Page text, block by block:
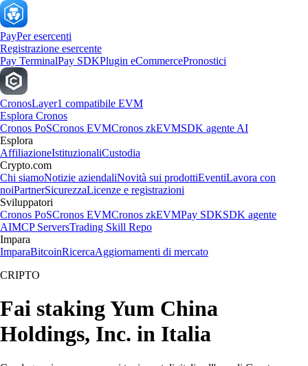
PayPer esercenti
Registrazione esercente
Pay TerminalPay SDKPlugin eCommercePronostici
CronosLayer1 compatibile EVM
Esplora Cronos
Cronos PoSCronos EVMCronos zkEVMSDK agente AI
Esplora
AffiliazioneIstituzionaliCustodia
Crypto.com
Chi siamoNotizie aziendaliNovità sui prodottiEventiLavora con
noiPartnerSicurezzaLicenze e registrazioni
Sviluppatori
Cronos PoSCronos EVMCronos zkEVMPay SDKSDK agente
AIMCP ServersTrading Skill Repo
Impara
ImparaBitcoinRicercaAggiornamenti di mercato
CRIPTO
Fai staking Yum China
Holdings, Inc. in Italia